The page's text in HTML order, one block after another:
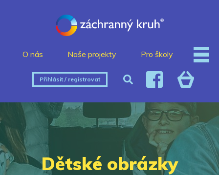
O nás Naše projekty Pro školy
Přihlásit / registrovat
Dětské obrázky